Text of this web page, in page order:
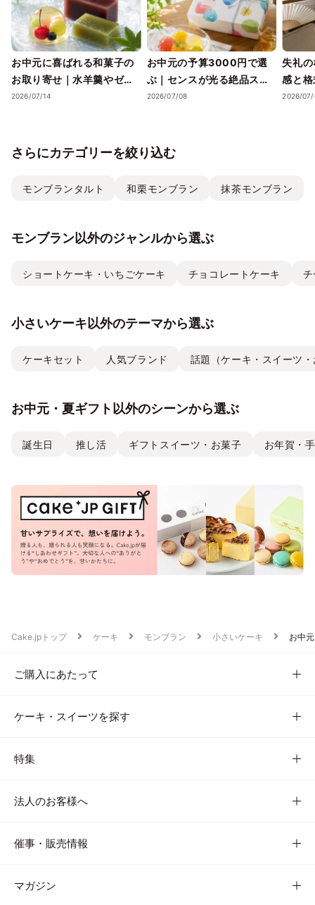
お中元に喜ばれる和菓子の
お取り寄せ｜水羊羹やゼリ
ーで涼を届ける夏ギフト
2026/07/14
お中元の予算3000円で選
ぶ｜センスが光る絶品スイ
ーツギフトと失敗しない選
2026/07/08
失礼
感と
ツギフ
2026/07/
さらにカテゴリーを絞り込む
モンブランタルト 和栗モンブラン 抹茶モンブラン
モンブラン以外のジャンルから選ぶ
ショートケーキ・いちごケーキ チョコレートケーキ
小さいケーキ以外のテーマから選ぶ
ケーキセット 人気ブランド 話題（ケーキ・スイーツ
お中元・夏ギフト以外のシーンから選ぶ
誕生日 推し活 ギフトスイーツ・お菓子 お年賀・
Cake.jpトップ ケーキ モンブラン 小さいケーキ お中
ご購入にあたって
ケーキ・スイーツを探す
特集
法人のお客様へ
催事・販売情報
マガジン